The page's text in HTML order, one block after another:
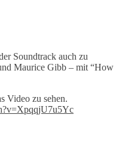
Soundtrack auch zu
Maurice Gibb – mit “How
Video zu sehen.